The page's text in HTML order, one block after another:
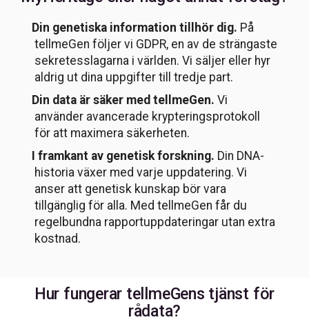
Din genetiska information tillhör dig. På
tellmeGen följer vi GDPR, en av de strängaste
sekretesslagarna i världen. Vi säljer eller hyr
aldrig ut dina uppgifter till tredje part.
Din data är säker med tellmeGen. Vi
använder avancerade krypteringsprotokoll
för att maximera säkerheten.
I framkant av genetisk forskning. Din DNA-
historia växer med varje uppdatering. Vi
anser att genetisk kunskap bör vara
tillgänglig för alla. Med tellmeGen får du
regelbundna rapportuppdateringar utan extra
kostnad.
Hur fungerar tellmeGens tjänst för
rådata?